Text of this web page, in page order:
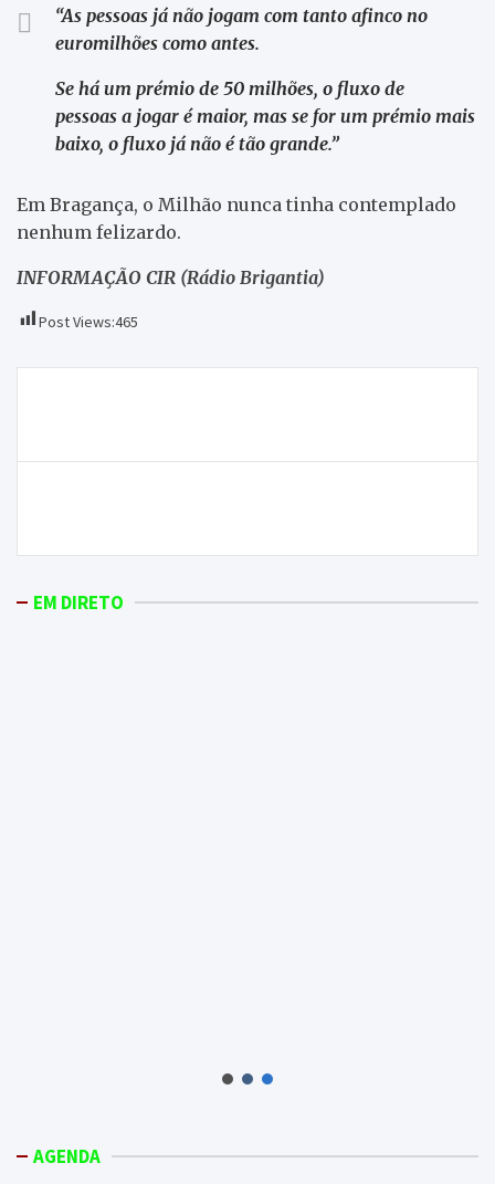
“As pessoas já não jogam com tanto afinco no
euromilhões como antes.
Se há um prémio de 50 milhões, o fluxo de
pessoas a jogar é maior, mas se for um prémio mais
baixo, o fluxo já não é tão grande.”
Em Bragança, o Milhão nunca tinha contemplado
nenhum felizardo.
INFORMAÇÃO CIR (Rádio Brigantia)
Post Views:465
artigos
EM DIRETO
AGENDA